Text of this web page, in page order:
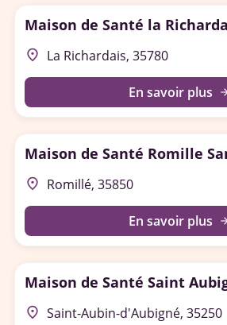
Maison de Santé la
place La Richardais, 35780
En savoir plus
Maison de Santé Romille
place Romillé, 35850
En savoir plus
Maison de Santé Saint
place Saint-Aubin-d'Aubigné, 35250